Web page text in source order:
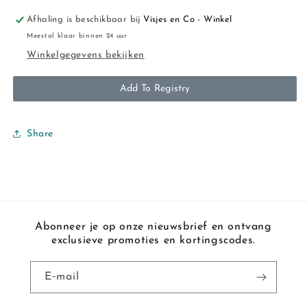
Afhaling is beschikbaar bij Visjes en Co - Winkel
Meestal klaar binnen 24 uur
Winkelgegevens bekijken
Add To Registry
Share
Abonneer je op onze nieuwsbrief en ontvang
exclusieve promoties en kortingscodes.
E‑mail